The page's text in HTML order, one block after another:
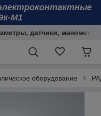
М1
датчики,
оборудование